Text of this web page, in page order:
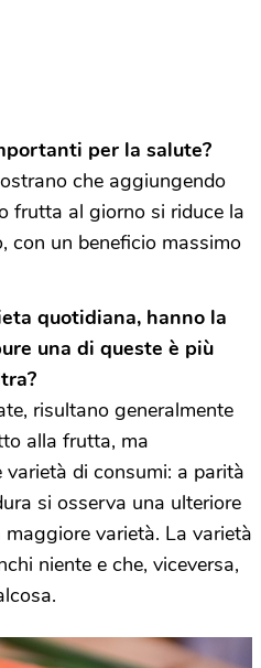
per la salute?
che aggiungendo
frutta al giorno si riduce la
con un beneficio massimo
quotidiana, hanno la
una di queste è più
risultano generalmente
alla frutta, ma
varietà di consumi: a parità
si osserva una ulteriore
varietà. La varietà
niente e che, viceversa,